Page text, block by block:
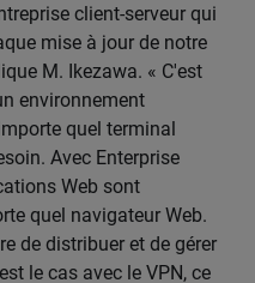
client-serveur qui
mise à jour de notre
M. Ikezawa. « C'est
environnement
quel terminal
Avec Enterprise
Web sont
quel navigateur Web.
de distribuer et de gérer
le cas avec le VPN, ce